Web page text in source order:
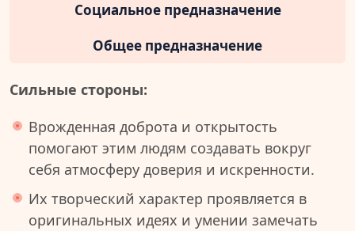
Социальное предназначение
Общее предназначение
Сильные стороны:
Врожденная доброта и открытость
помогают этим людям создавать вокруг
себя атмосферу доверия и искренности.
Их творческий характер проявляется в
оригинальных идеях и умении замечать